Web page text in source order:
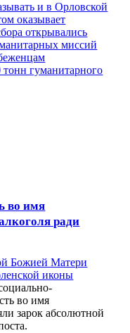
и в Орловской
оказывает
открывались
миссий
тонн гуманитарного
во имя
ради
Божией Матери
иконы
во имя
зарок абсолютной